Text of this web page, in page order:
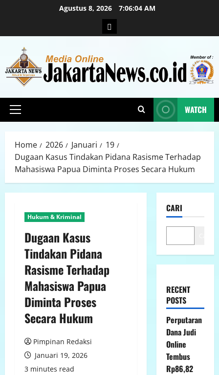
Agustus 8, 2026 7:06:06 AM
WATCH
Home 2026 Januari
19
Dugaan Kasus Tindakan Pidana Rasisme Terhadap
Mahasiswa Papua Diminta Proses Secara Hukum
Hukum & Kriminal
Dugaan Kasus
Tindakan Pidana
Rasisme Terhadap
Mahasiswa Papua
Diminta Proses
Secara Hukum
Pimpinan Redaksi
Januari 19, 2026
3 minutes read
CARI
RECENT
POSTS
Perputaran
Dana Judi
Online
Tembus
Rp86,82